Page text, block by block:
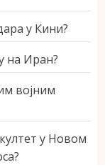
у Кини?
на Иран?
војним
у Новом